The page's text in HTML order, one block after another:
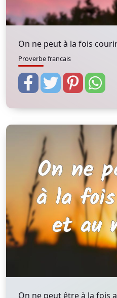
On ne peut à la fois
Proverbe francais
On ne peut être à la fois